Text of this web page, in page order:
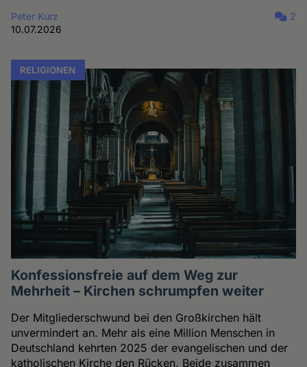
Peter Kurz
10.07.2026
2
RELIGIONEN
Konfessionsfreie auf dem Weg zur
Mehrheit – Kirchen schrumpfen weiter
Der Mitgliederschwund bei den Großkirchen hält
unvermindert an. Mehr als eine Million Menschen in
Deutschland kehrten 2025 der evangelischen und der
katholischen Kirche den Rücken. Beide zusammen